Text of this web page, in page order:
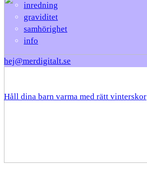
Håll dina barn varma med rätt vinterskor
inredning
graviditet
samhörighet
info
hej@merdigitalt.se